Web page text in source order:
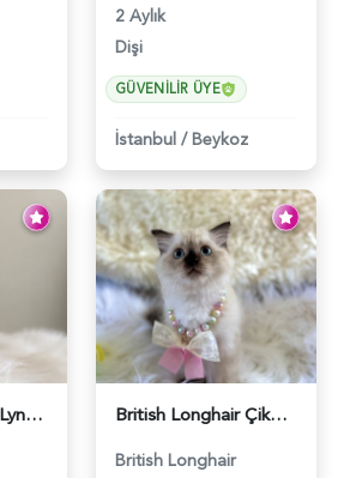
2 Aylık
Dişi
GÜVENILIR ÜYE
İstanbul / Beykoz
British Shorthair Lynx Point Dişi Yavrumuz Yuva Arıyor - 5148 British Longhair Çikolata Nadir Renk Göz Kamaştırıcı - 6117
British Longhair